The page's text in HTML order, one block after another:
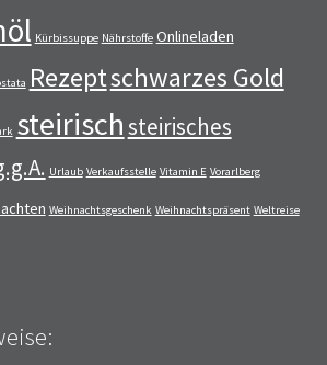
Kürbissuppe Nährstoffe Onlineladen
Rezeptschwarzes Gold
steirischsteirisches
Urlaub Verkaufsstelle Vitamin E Vorarlberg
Weihnachtsgeschenk Weihnachtspräsent Weltreise